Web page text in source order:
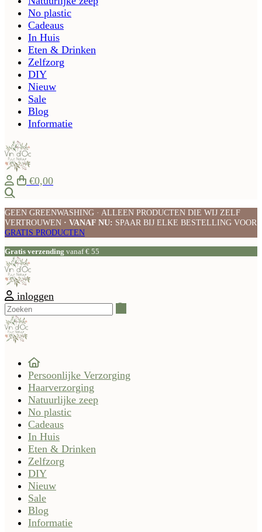
No plastic
Cadeaus
In Huis
Eten & Drinken
Zelfzorg
DIY
Nieuw
Sale
Blog
Informatie
€0,00
GEEN GREENWASHING · ALLEEN PRODUCTEN DIE WIJ ZELF
VERTROUWEN · VANAF NU: SPAAR BIJ ELKE BESTELLING VOOR
GRATIS PRODUCTEN
Gratis verzending vanaf € 55
inloggen
Persoonlijke Verzorging
Haarverzorging
Natuurlijke zeep
No plastic
Cadeaus
In Huis
Eten & Drinken
Zelfzorg
DIY
Nieuw
Sale
Blog
Informatie